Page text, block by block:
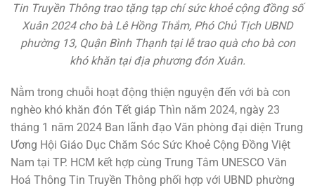
Tin Truyền Thông trao tặng tạp chí sức khoẻ cộng đồng số
Xuân 2024 cho bà Lê Hồng Thắm, Phó Chủ Tịch UBND
phường 13, Quận Bình Thạnh tại lễ trao quà cho bà con
khó khăn tại địa phương đón Xuân.
Nằm trong chuỗi hoạt động thiện nguyện đến với bà con
nghèo khó khăn đón Tết giáp Thìn năm 2024, ngày 23
tháng 1 năm 2024 Ban lãnh đạo Văn phòng đại diện Trung
Ương Hội Giáo Dục Chăm Sóc Sức Khoẻ Cộng Đồng Việt
Nam tại TP. HCM kết hợp cùng Trung Tâm UNESCO Văn
Hoá Thông Tin Truyền Thông phối hợp với UBND phường